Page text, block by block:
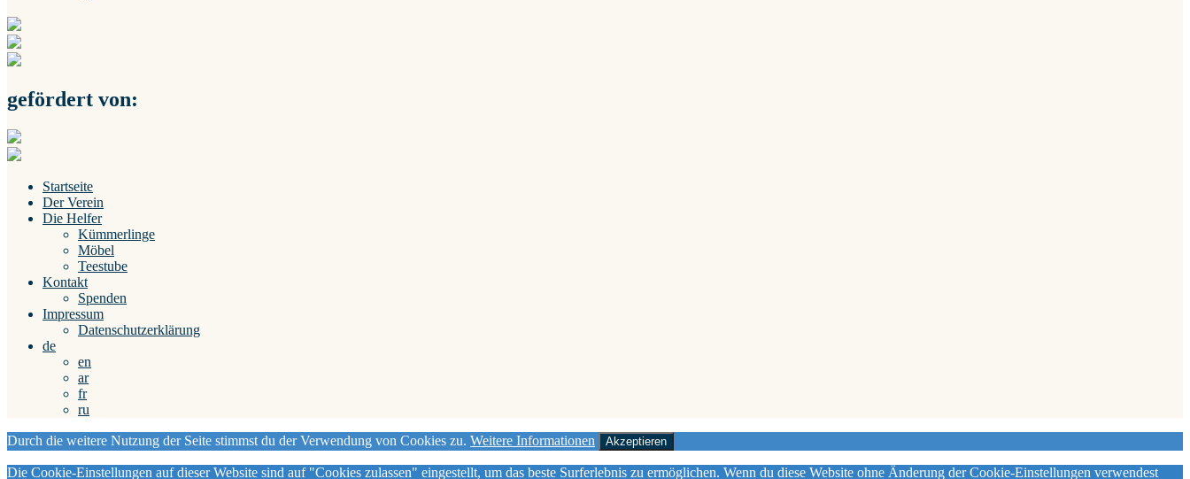
gefördert von:
Startseite
Der Verein
Die Helfer
Kümmerlinge
Möbel
Teestube
Kontakt
Spenden
Impressum
Datenschutzerklärung
de
en
ar
fr
ru
Durch die weitere Nutzung der Seite stimmst du der Verwendung von Cookies zu. Weitere Informationen Akzeptieren
Die Cookie-Einstellungen auf dieser Website sind auf "Cookies zulassen" eingestellt, um das beste Surferlebnis zu ermöglichen. Wenn du diese Website ohne Änderung der Cookie-Einstellungen verwendest